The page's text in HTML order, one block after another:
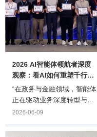
2026 AI智能体领航者深度
观察：看AI如何重塑千行百
业、引爆产业拐点
“在政务与金融领域，智能体
正在驱动业务深度转型与全
流程提质增效；在制造与能
运营与数据管理的智能化升
2026-06-09